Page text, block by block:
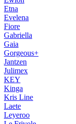
Etna
Evelena
Fiore
Gabriella
Gaia
Gorgeous+
Jantzen
Julimex
KEY
Kinga
Kris Line
Laete
Leyeroo